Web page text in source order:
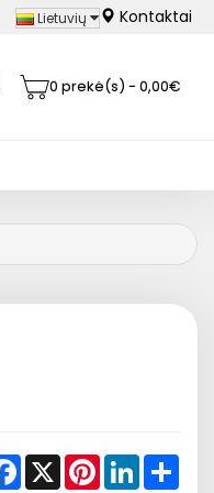
Lietuvių Kontaktai
0 prekė(s) - 0,00€
Facebook
X PinterestLinkedIn